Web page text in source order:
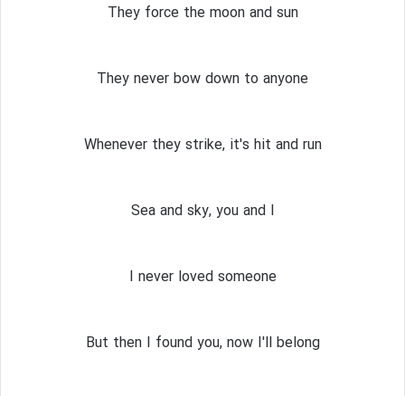
They force the moon and sun
They never bow down to anyone
Whenever they strike, it's hit and run
Sea and sky, you and I
I never loved someone
But then I found you, now I'll belong